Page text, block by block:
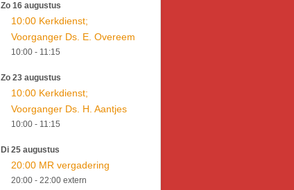
Zo 16 augustus
10:00 Kerkdienst;
Voorganger Ds. E. Overeem
10:00 - 11:15
Zo 23 augustus
10:00 Kerkdienst;
Voorganger Ds. H. Aantjes
10:00 - 11:15
Di 25 augustus
20:00 MR vergadering
20:00 - 22:00extern